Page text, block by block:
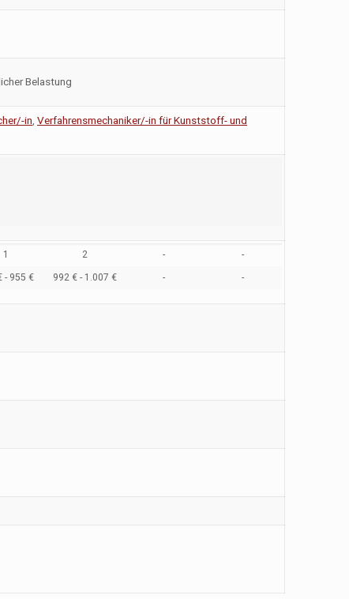
Belastung
in Verfahrensmechaniker/-in für Kunststoff- und
1 2 - -
- 955 € 992 € - 1.007 € - -